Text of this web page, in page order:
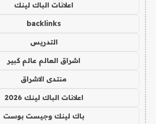
اعلانات الباك لينك
backlinks
التدريس
اشراق العالم عالم كبير
منتدى الاشراق
اعلانات الباك لينك 2026
باك لينك وجيست بوست